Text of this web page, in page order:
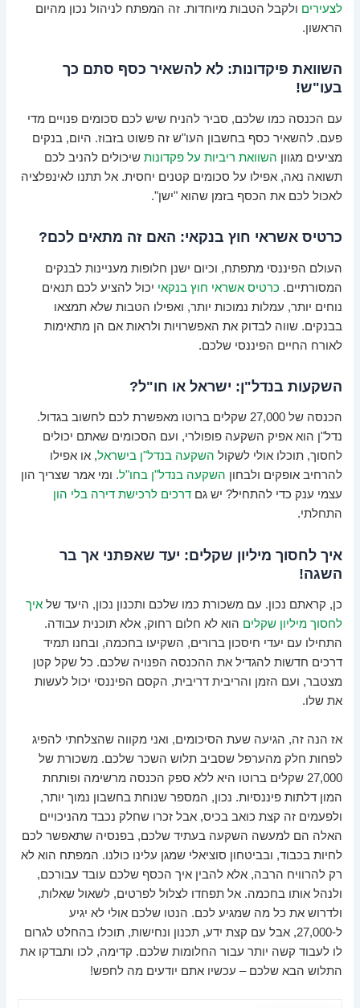
לצעירים ולקבל הטבות מיוחדות. זה המפתח לניהול נכון מהיום
הראשון.
השוואת פיקדונות: לא להשאיר כסף סתם כך
בעו"ש!
עם הכנסה כמו שלכם, סביר להניח שיש לכם סכומים פנויים מדי
פעם. להשאיר כסף בחשבון העו"ש זה פשוט בזבוז. היום, בנקים
מציעים מגוון השוואת ריביות על פקדונות שיכולים להניב לכם
תשואה נאה, אפילו על סכומים קטנים יחסית. אל תתנו לאינפלציה
לאכול לכם את הכסף בזמן שהוא "ישן".
כרטיס אשראי חוץ בנקאי: האם זה מתאים לכם?
העולם הפיננסי מתפתח, וכיום ישנן חלופות מעניינות לבנקים
המסורתיים. כרטיס אשראי חוץ בנקאי יכול להציע לכם תנאים
נוחים יותר, עמלות נמוכות יותר, ואפילו הטבות שלא תמצאו
בבנקים. שווה לבדוק את האפשרויות ולראות אם הן מתאימות
לאורח החיים הפיננסי שלכם.
השקעות בנדל"ן: ישראל או חו"ל?
הכנסה של 27,000 שקלים ברוטו מאפשרת לכם לחשוב בגדול.
נדל"ן הוא אפיק השקעה פופולרי, ועם הסכומים שאתם יכולים
לחסוך, תוכלו אולי לשקול השקעה בנדל"ן בישראל, או אפילו
להרחיב אופקים ולבחון השקעה בנדל"ן בחו"ל. ומי אמר שצריך הון
עצמי ענק כדי להתחיל? יש גםדרכים לרכישת דירה בלי הון
התחלתי.
איך לחסוך מיליון שקלים: יעד שאפתני אך בר
השגה!
כן, קראתם נכון. עם משכורת כמו שלכם ותכנון נכון, היעד שלאיך
לחסוך מיליון שקלים הוא לא חלום רחוק, אלא תוכנית עבודה.
התחילו עם יעדי חיסכון ברורים, השקיעו בחכמה, ובחנו תמיד
דרכים חדשות להגדיל את ההכנסה הפנויה שלכם. כל שקל קטן
מצטבר, ועם הזמן והריבית דריבית, הקסם הפיננסי יכול לעשות
את שלו.
אז הנה זה, הגיעה שעת הסיכומים, ואני מקווה שהצלחתי להפיג
לפחות חלק מהערפל שסביב תלוש השכר שלכם. משכורת של
27,000 שקלים ברוטו היא ללא ספק הכנסה מרשימה ופותחת
המון דלתות פיננסיות. נכון, המספר שנוחת בחשבון נמוך יותר,
ולפעמים זה קצת כואב בכיס, אבל זכרו שחלק נכבד מהניכויים
האלה הם למעשה השקעה בעתיד שלכם, בפנסיה שתאפשר לכם
לחיות בכבוד, ובביטחון סוציאלי שמגן עלינו כולנו. המפתח הוא לא
רק להרוויח הרבה, אלא להבין איך הכסף שלכם עובד עבורכם,
ולנהל אותו בחכמה. אל תפחדו לצלול לפרטים, לשאול שאלות,
ולדרוש את כל מה שמגיע לכם. הנטו שלכם אולי לא יגיע
ל-27,000, אבל עם קצת ידע, תכנון ונחישות, תוכלו בהחלט לגרום
לו לעבוד קשה יותר עבור החלומות שלכם. קדימה, לכו ותבדקו את
התלוש הבא שלכם – עכשיו אתם יודעים מה לחפש!